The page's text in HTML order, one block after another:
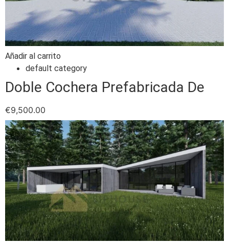
Añadir al carrito
default category
Doble Cochera Prefabricada De
€9,500.00